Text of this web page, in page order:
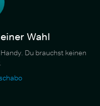
Wahl
Du brauchst keinen